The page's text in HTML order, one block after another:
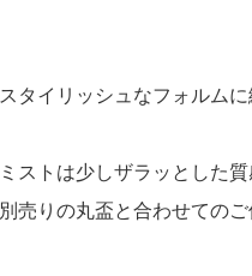
スタイリッシュなフォルム
ミストは少しザラッとした
別売りの丸盃と合わせてのご